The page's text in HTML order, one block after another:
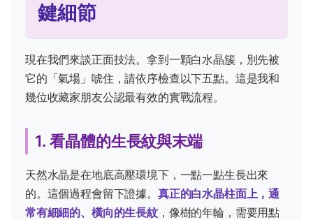
鍵細節
現在我們來談正面技法。拿到一顆白水晶簇，別先被
它的「氣場」唬住，請依序檢查以下五點。這是我和
幾位收藏家朋友公認最有效的實戰流程。
1. 看晶體的生長紋與末端
天然水晶是在地底高壓環境下，一點一點生長出來
的。這個過程會留下證據。 真正的白水晶柱面上，通
常有細細的、橫向的生長紋，像樹的年輪，需要用點